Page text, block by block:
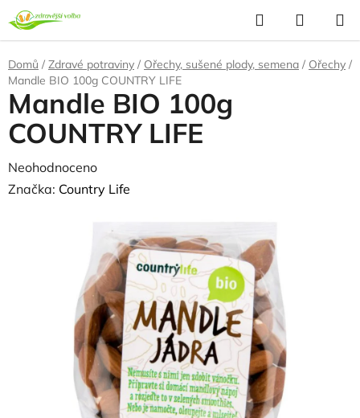
Přejít
na
obsah
Hledat
KOŠÍK
Domů / Zdravé potraviny / Ořechy, sušené plody, semena / Ořechy /
Mandle BIO 100g COUNTRY LIFE
Mandle BIO 100g
COUNTRY LIFE
Průměrné
hodnocení
Neohodnoceno
Značka: Country Life